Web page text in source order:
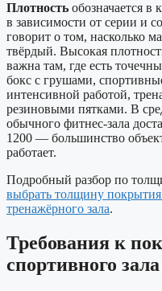
Плотность обозначается в
в зависимости от серии и
говорит о том, насколько
твёрдый. Высокая
важна там, где есть
бокс с грушами,
интенсивной работой,
резиновыми пятками. В
обычного фитнес-зала
1200 — большинство
работает.
Подробный разбор по
выбрать толщину
тренажёрного зала.
Требования к
спортивного зала